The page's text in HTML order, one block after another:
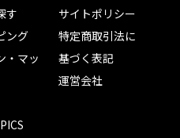
す
ング
・マッ
サイトポリシー
特定商取引法に
基づく表記
運営会社